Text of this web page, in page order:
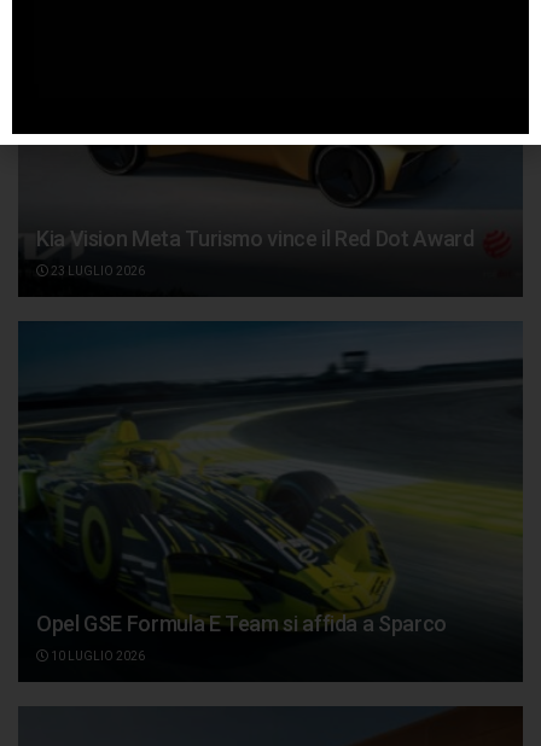
Kia Vision Meta Turismo vince il Red Dot Award
23 LUGLIO 2026
Opel GSE Formula E Team si affida a Sparco
10 LUGLIO 2026